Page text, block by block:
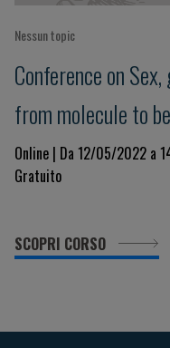
Nessun topic
Conference on
from molecule to
Online | Da 12/05/2022 a
Gratuito
SCOPRI CORSO